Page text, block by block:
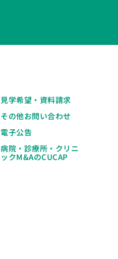
見学希望・資料請求
その他お問い合わせ
電子公告
病院・診療所・クリニ
ックM&AのCUCAP